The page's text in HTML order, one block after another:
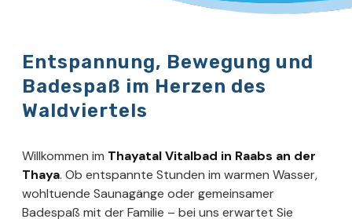
Entspannung, Bewegung und
Badespaß im Herzen des
Waldviertels
Willkommen im Thayatal Vitalbad in Raabs an der
Thaya. Ob entspannte Stunden im warmen Wasser,
wohltuende Saunagänge oder gemeinsamer
Badespaß mit der Familie – bei uns erwartet Sie